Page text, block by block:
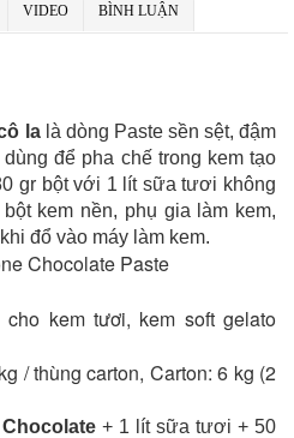
VIDEO BÌNH LUẬN
la là dòng Paste sền sệt, đậm
để pha chế trong kem tạo
gr bột với 1 lít sữa tươi không
kem nền, phụ gia làm kem,
đổ vào máy làm kem.
Chocolate Paste
cho kem tươi, kem soft gelato
/ thùng carton, Carton: 6 kg (2
+ 1 lít sữa tươi + 50